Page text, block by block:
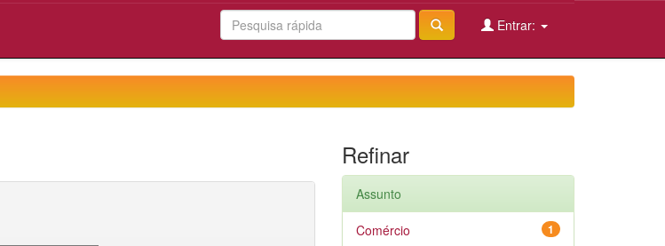
Entrar:
Refinar
Assunto
1
Comércio